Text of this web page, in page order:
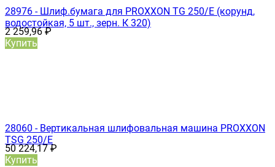
28976 - Шлиф.бумага для PROXXON TG 250/Е (корунд,
водостойкая, 5 шт., зерн. К 320)
2 259,96₽
Купить
28060 - Вертикальная шлифовальная машина PROXXON
TSG 250/Е
50 224,17₽
Купить